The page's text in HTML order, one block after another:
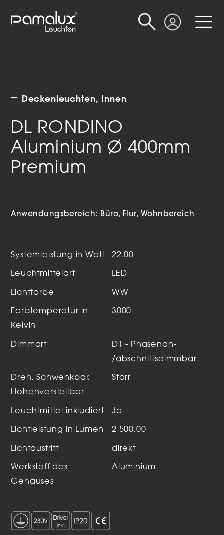
Login
Suche
Deckenleuchten Innen
DL RONDINO
Aluminium Ø 400mm
Premium
Anwendungsbereich: Büro Flur Wohnbereich
Systemleistung in Watt 22.00
Leuchtmittelart LED
Lichtfarbe WW
Farbtemperatur in
Kelvin
3000
Dimmart
D1 - Phasenan-
/abschnittsdimmbar
Dreh, Schwenkbar,
Hohenverstellbar
Starr
Leuchtmittel inkludiert Ja
Lichtleistung in Lumen 2 500,00
Lichtaustritt direkt
Werkstoff des
Gehäuses
Aluminium